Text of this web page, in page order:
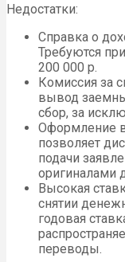
Недостатки:
Справка о
Требуются
200 000 р.
Комиссия за
вывод
сбор, за
Оформление в
позволяет
подачи
оригиналами
Высокая
снятии
годовая
переводы.